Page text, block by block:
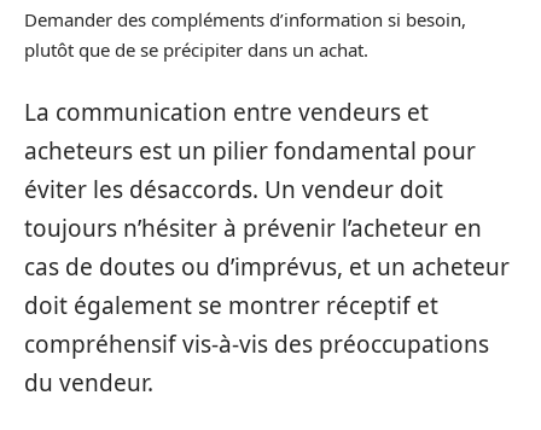
Demander des compléments d’information si besoin,
plutôt que de se précipiter dans un achat.
La communication entre vendeurs et
acheteurs est un pilier fondamental pour
éviter les désaccords. Un vendeur doit
toujours n’hésiter à prévenir l’acheteur en
cas de doutes ou d’imprévus, et un acheteur
doit également se montrer réceptif et
compréhensif vis-à-vis des préoccupations
du vendeur.